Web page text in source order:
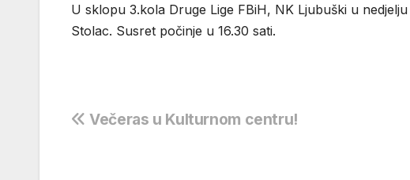
U sklopu 3.kola Druge Lige FBiH, NK Ljubuški u
Stolac. Susret počinje u 16.30 sati.
Navigacija
Večeras u Kulturnom centru!